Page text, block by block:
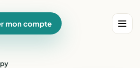
mon compte